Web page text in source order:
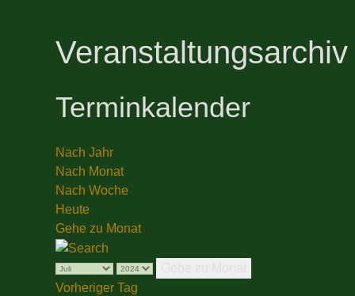
Veranstaltungsarchiv
Terminkalender
Nach Jahr
Nach Monat
Nach Woche
Heute
Gehe zu Monat
Vorheriger Tag